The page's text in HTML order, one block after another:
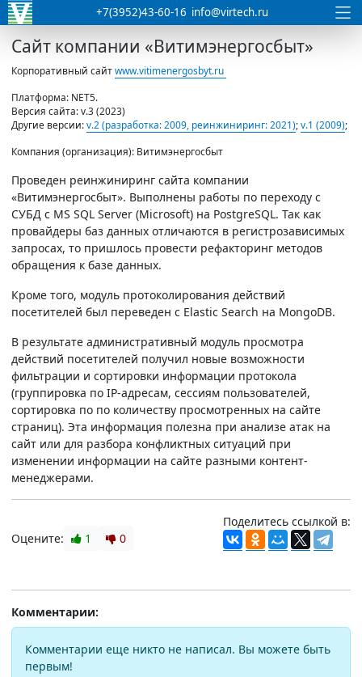
+7(3952)43-60-16 info@virtech.ru
Сайт компании «Витимэнергосбыт»
Корпоративный сайтwww.vitimenergosbyt.ru
Платформа: NET5.
Версия сайта: v.3 (2023)
Другие версии:v.2 (разработка: 2009, реинжиниринг: 2021);v.1 (2009);
Компания (организация): Витимэнергосбыт
Проведен реинжиниринг сайта компании
«Витимэнергосбыт». Выполнены работы по переходу с
СУБД с MS SQL Server (Microsoft) на PostgreSQL. Так как
провайдеры баз данных отличаются в регистрозависимых
запросах, то пришлось провести рефакторинг методов
обращения к базе данных.
Кроме того, модуль протоколирования действий
посетителей был переведен с Elastic Search на MongoDB.
В результате административный модуль просмотра
действий посетителей получил новые возможности
фильтрации и сортировки информации протокола
(группировка по IP-адресам, сессиям пользователей,
сортировка по по количеству просмотренных на сайте
страниц). Эта информация полезна при анализе атак на
сайт или для разбора конфликтных ситуаций при
изменении информации на сайте разными контент-
менеджерами.
Оцените: 1 0
Поделитесь ссылкой в:
Комментарии:
Комментарии еще никто не написал. Вы можете быть
первым!